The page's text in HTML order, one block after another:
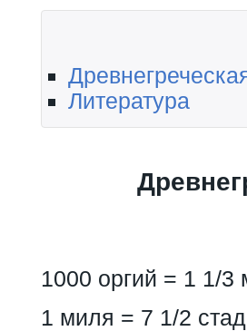
Литература
1000 оргий = 1 1/
1 миля = 7 1/2